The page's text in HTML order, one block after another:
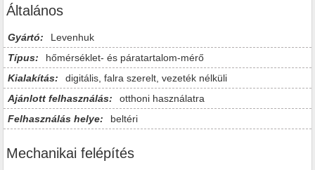
Általános
Gyártó:
Levenhuk
Típus:
hőmérséklet- és páratartalom-mérő
Kialakítás:
digitális, falra szerelt, vezeték nélküli
Ajánlott felhasználás:
otthoni használatra
Felhasználás helye:
beltéri
Mechanikai felépítés